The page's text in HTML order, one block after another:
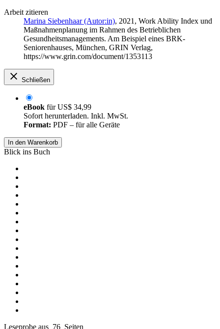
Arbeit zitieren
Marina Siebenhaar (Autor:in), 2021, Work Ability Index und
Maßnahmenplanung im Rahmen des Betrieblichen
Gesundheitsmanagements. Am Beispiel eines BRK-
Seniorenhauses, München, GRIN Verlag,
https://www.grin.com/document/1353113
Schließen
eBook fürUS$ 34,99
Sofort herunterladen. Inkl. MwSt.
Format: PDF – für alle Geräte
In den Warenkorb
Blick ins Buch
Leseprobe aus 76 Seiten